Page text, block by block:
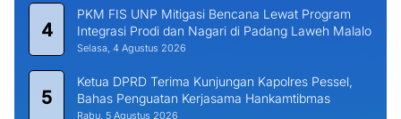
4
PKM FIS UNP Mitigasi Bencana Lewat Program
Integrasi Prodi dan Nagari di Padang Laweh Malalo
Selasa, 4 Agustus 2026
5
Ketua DPRD Terima Kunjungan Kapolres Pessel,
Bahas Penguatan Kerjasama Hankamtibmas
Rabu, 5 Agustus 2026